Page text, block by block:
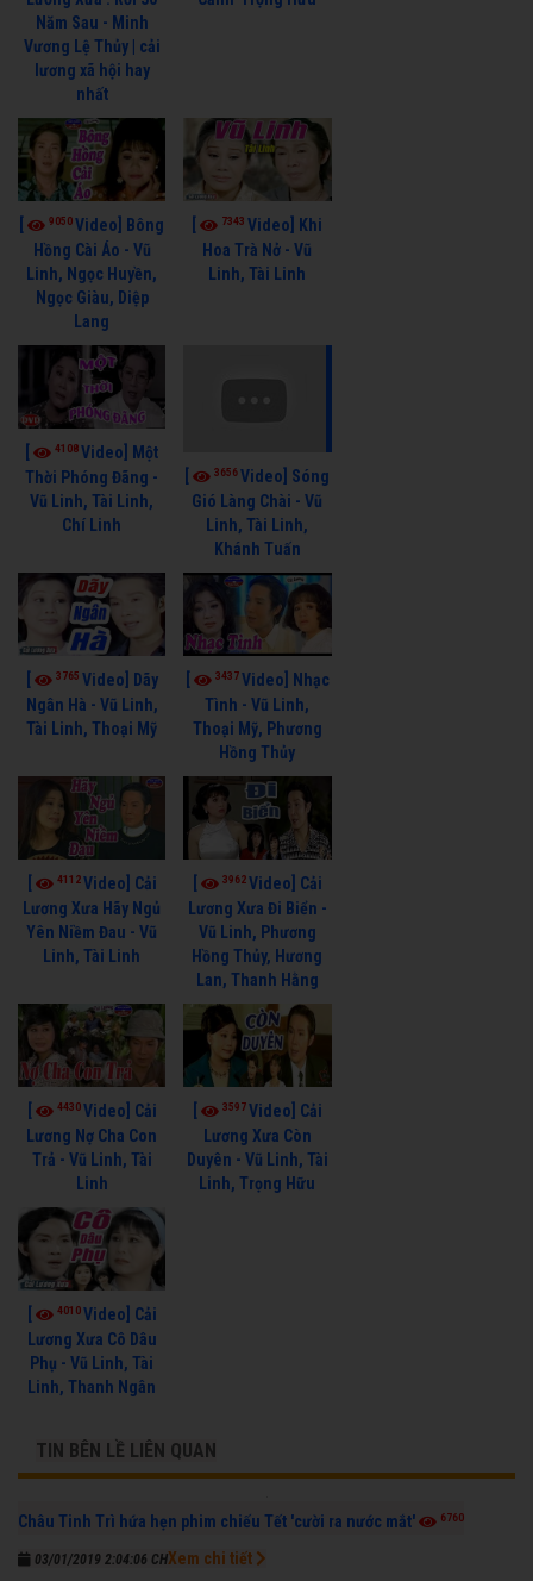
Năm Sau - Minh
Vương Lệ Thủy | cải
lương xã hội hay
nhất
9050Video] Bông
Hồng Cài Áo - Vũ
Linh, Ngọc Huyền,
Ngọc Giàu, Diệp
Lang
7343Video] Khi
Hoa Trà Nở - Vũ
Linh, Tài Linh
4108Video] Một
Thời Phóng Đãng -
Vũ Linh, Tài Linh,
Chí Linh
3656Video] Sóng
Gió Làng Chài - Vũ
Linh, Tài Linh,
Khánh Tuấn
3765 Video] Dãy
Ngân Hà - Vũ Linh,
Tài Linh, Thoại Mỹ
3437Video] Nhạc
Tình - Vũ Linh,
Thoại Mỹ, Phương
Hồng Thủy
4112Video] Cải
Lương Xưa Hãy Ngủ
Yên Niềm Đau - Vũ
Linh, Tài Linh
3962Video] Cải
Lương Xưa Đi Biển -
Vũ Linh, Phương
Hồng Thủy, Hương
Lan, Thanh Hằng
4430Video] Cải
Lương Nợ Cha Con
Trả - Vũ Linh, Tài
Linh
3597Video] Cải
Lương Xưa Còn
Duyên - Vũ Linh, Tài
Linh, Trọng Hữu
[ 4010Video] Cải
Lương Xưa Cô Dâu
Phụ - Vũ Linh, Tài
Linh, Thanh Ngân
TIN BÊN LỀ LIÊN QUAN
Châu Tinh Trì hứa hẹn phim chiếu Tết 'cười ra nước mắt' 6760
03/01/2019 2:04:06 CHXem chi tiết